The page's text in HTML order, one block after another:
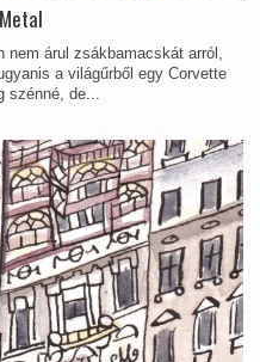
nem árul zsákbamacskát arról,
a világűrből egy Corvette
szénné, de...